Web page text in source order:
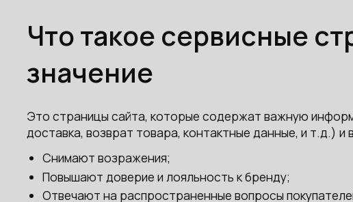
Что такое сервисные
значение
Это страницы сайта, которые содержат важную
доставка, возврат товара, контактные данные, и т.д.)
Снимают возражения;
Повышают доверие и лояльность к бренду;
Отвечают на распространенные вопросы